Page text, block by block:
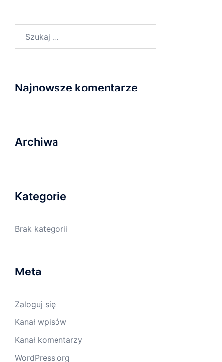
Najnowsze komentarze
Archiwa
Kategorie
Brak kategorii
Meta
Zaloguj się
Kanał wpisów
Kanał komentarzy
WordPress.org